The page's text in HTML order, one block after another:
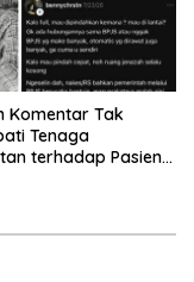
Komentar Tak
Tenaga
terhadap Pasien